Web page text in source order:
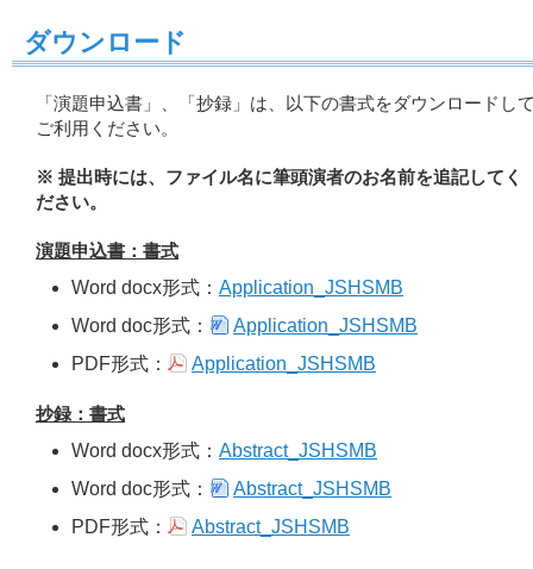
ダウンロード
「演題申込書」、「抄録」は、以下の書式をダウンロードし
ご利用ください。
※ 提出時には、ファイル名に筆頭演者のお名前を追記してく
ださい。
演題申込書：書式
Word docx形式： Application_JSHSMB
Word doc形式：
Application_JSHSMB
PDF形式：
Application_JSHSMB
抄録：書式
Word docx形式： Abstract_JSHSMB
Word doc形式：
Abstract_JSHSMB
PDF形式：
Abstract_JSHSMB